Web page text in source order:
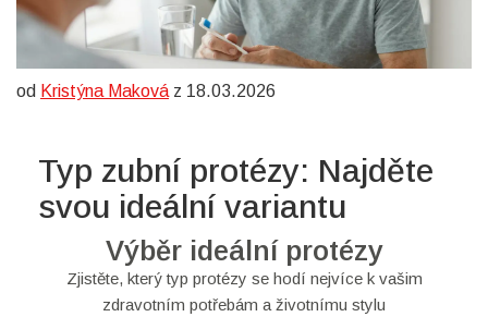
od Kristýna Maková z 18.03.2026
Typ zubní protézy: Najděte
svou ideální variantu
Výběr ideální protézy
Zjistěte, který typ protézy se hodí nejvíce k vašim
zdravotním potřebám a životnímu stylu